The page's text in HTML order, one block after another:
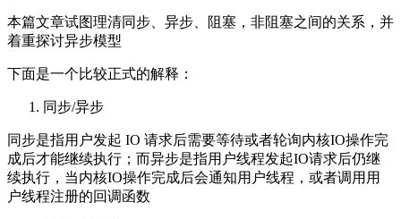
本篇文章试图理清同步、异步、阻塞，非阻塞之间的关系，并
着重探讨异步模型
下面是一个比较正式的解释：
同步/异步
同步是指用户发起 IO 请求后需要等待或者轮询内核IO操作完
成后才能继续执行；而异步是指用户线程发起IO请求后仍继
续执行，当内核IO操作完成后会通知用户线程，或者调用用
户线程注册的回调函数